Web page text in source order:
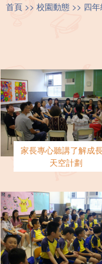
首頁 校園動態 四
家長專心聽講了解成
天空計劃